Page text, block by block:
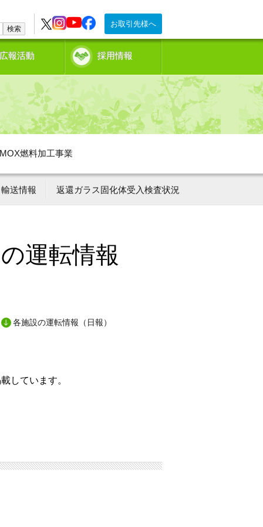
お取引先様へ
検索
報活動 採用情報
燃料加工事業
輸送情報 返還ガラス固化体受入検査状況
運転情報
各施設の運転情報（日報）
しています。